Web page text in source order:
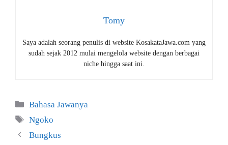
Tomy
Saya adalah seorang penulis di website KosakataJawa.com yang
sudah sejak 2012 mulai mengelola website dengan berbagai
niche hingga saat ini.
Kategori
Bahasa Jawanya
Tag
Ngoko
Bungkus